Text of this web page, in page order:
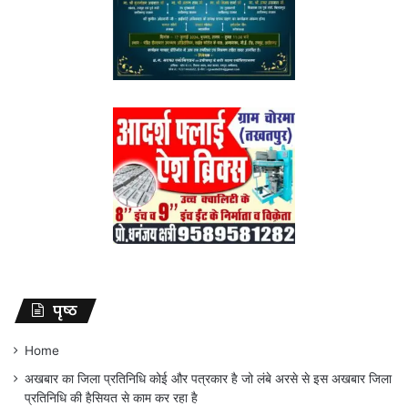
पृष्ठ
Home
अखबार का जिला प्रतिनिधि कोई और पत्रकार है जो लंबे अरसे से इस अखबार जिला
प्रतिनिधि की हैसियत से काम कर रहा है